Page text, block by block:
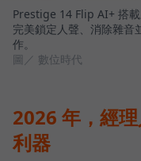
Prestige 14 Flip AI+ 搭
完美鎖定人聲、消除雜音
作。
圖／ 數位時代
2026 年，經
利器